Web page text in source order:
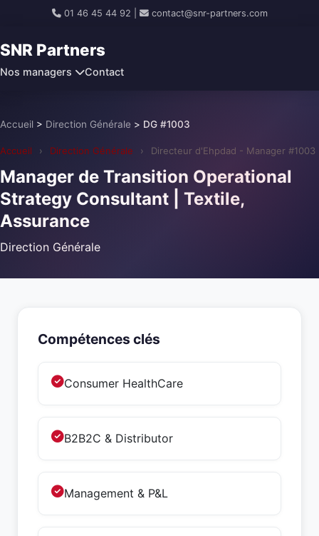
01 46 45 44 92 contact@snr-partners.com
SNR Partners
Nos managers Contact
Accueil > Direction Générale > DG #1003
Accueil › Direction Générale › Directeur d'Ehpdad - Manager #1003
Manager de Transition Operational
Strategy Consultant | Textile,
Assurance
Direction Générale
Compétences clés
Consumer HealthCare
B2B2C & Distributor
Management & P&L